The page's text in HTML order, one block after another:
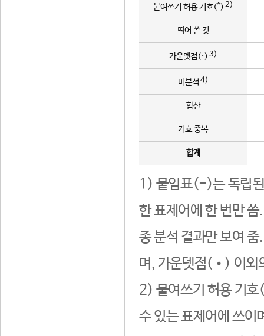
붙여쓰기 허용 기호(^) 2)
띄어 쓴 것
가운뎃점(·) 3)
미분석 4)
합산
기호 중복
합계
1) 붙임표(-)는 독립된
한 표제어에 한 번만
종 분석 결과만 보여
며, 가운뎃점(•) 이외
2) 붙여쓰기 허용 기호
수 있는 표제어에 쓰이